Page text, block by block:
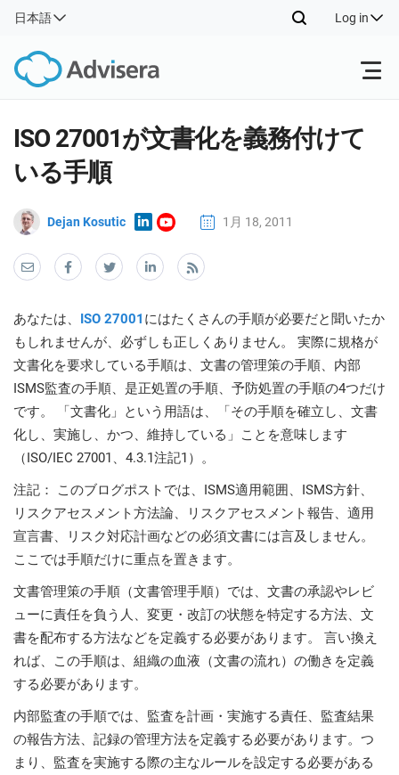
日本語 Log in
Products
ISO 27001
ISO 42001
EU GDPR
ISO 14001
ISO 45001
ISO 13485
EU MDR
ISO 20000
ISO
Free Resources
Other
IT & SaaS companies
Critical infrastructure
Transportation & distribution
Education
Telecommunications
Banking & finance
Government
ISO 27001が文書化を義務付けて
いる手順
Dejan Kosutic 1月 18, 2011
あなたは、 ISO 27001 にはたくさんの手順が必要だと聞いたか
もしれませんが、必ずしも正しくありません。 実際に規格が
文書化を要求している手順は、文書の管理策の手順、内部
ISMS監査の手順、是正処置の手順、予防処置の手順の4つだけ
です。 「文書化」という用語は、「その手順を確立し、文書
化し、実施し、かつ、維持している」ことを意味します
（ISO/IEC 27001、4.3.1注記1）。
注記： このブログポストでは、ISMS適用範囲、ISMS方針、
リスクアセスメント方法論、リスクアセスメント報告、適用
宣言書、リスク対応計画などの必須文書には言及しません。
ここでは手順だけに重点を置きます。
文書管理策の手順（文書管理手順）では、文書の承認やレビ
ューに責任を負う人、変更・改訂の状態を特定する方法、文
書を配布する方法などを定義する必要があります。 言い換え
れば、この手順は、組織の血液（文書の流れ）の働きを定義
する必要があります。
内部監査の手順では、監査を計画・実施する責任、監査結果
の報告方法、記録の管理方法を定義する必要があります。つ
まり、監査を実施する際の主なルールを設定する必要がある